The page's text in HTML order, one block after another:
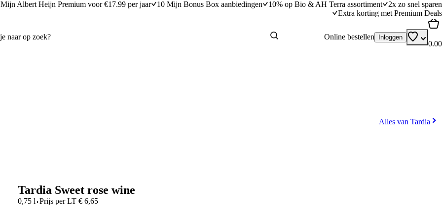
Mijn Albert Heijn Premium voor €17.99 per jaar 10 Mijn Bonus Box aanbiedingen 10% op Bio & AH Terra assortiment
2x zo snel sparen
Extra korting met Premium Deals
Online bestellen Inloggen
0.00
Alles van Tardia
Tardia Sweet rose wine
0,75 l·Prijs per LT€ 6,65